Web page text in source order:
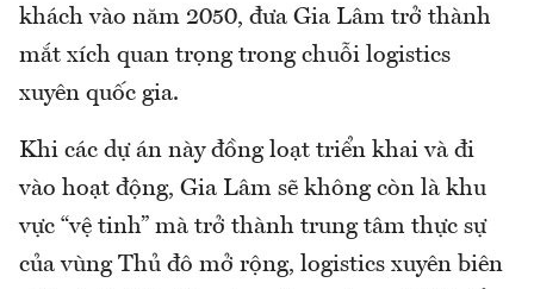
khách vào năm 2050, đưa Gia Lâm trở thành
mắt xích quan trọng trong chuỗi logistics
xuyên quốc gia.
Khi các dự án này đồng loạt triển khai và đi
vào hoạt động, Gia Lâm sẽ không còn là khu
vực “vệ tinh” mà trở thành trung tâm thực sự
của vùng Thủ đô mở rộng, logistics xuyên biên